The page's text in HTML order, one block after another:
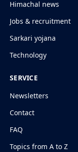
Himachal news
Jobs & recruitment
Sarkari yojana
Technology
SERVICE
Newsletters
Contact
FAQ
Topics from A to Z